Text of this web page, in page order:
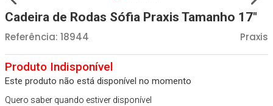
Cadeira de Rodas Sófia Praxis Tamanho 17"
Praxis
Referência: 18944
Este produto não está disponível no momento
Quero saber quando estiver disponível
4º Estetoscopio Littmann